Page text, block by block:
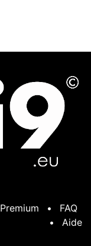
Premium •
FAQ
•
Aide